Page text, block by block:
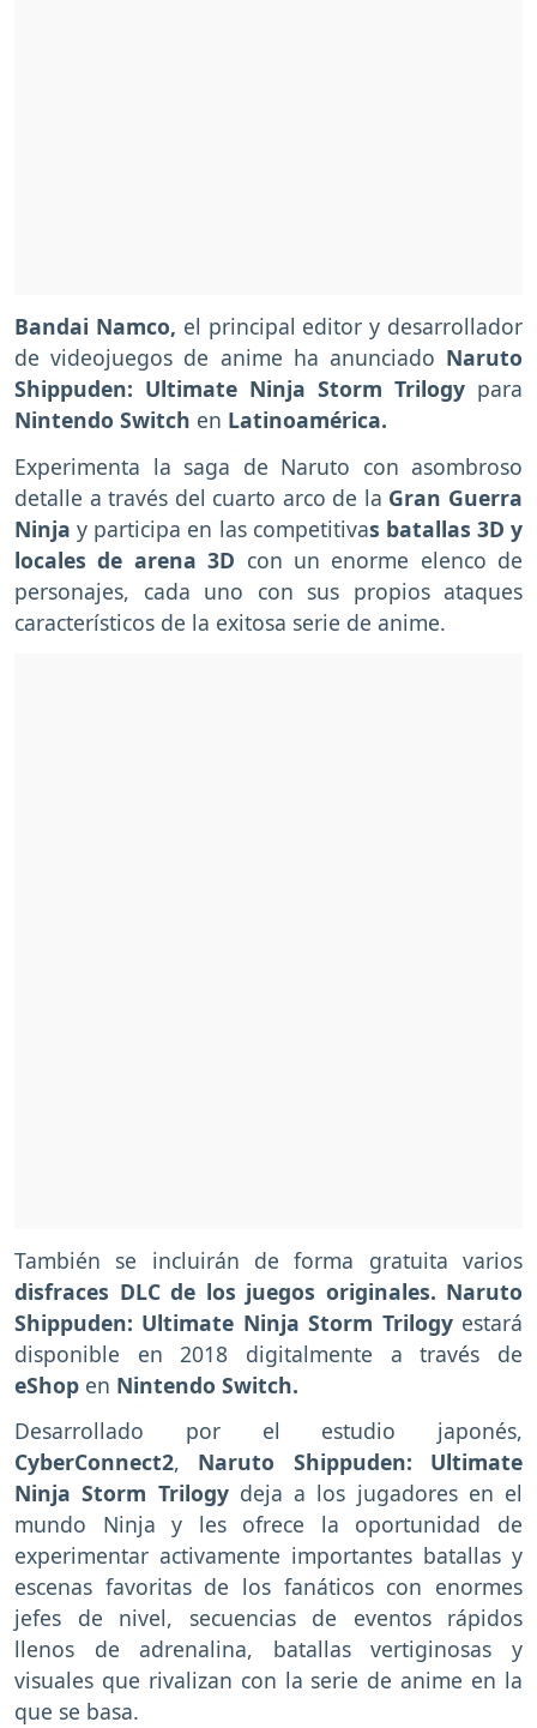
Bandai Namco, el principal editor y desarrollador
de videojuegos de anime ha anunciado Naruto
Shippuden: Ultimate Ninja Storm Trilogy para
Nintendo Switch en Latinoamérica.
Experimenta la saga de Naruto con asombroso
detalle a través del cuarto arco de la Gran Guerra
Ninjay participa en las competitivas batallas 3D y
locales de arena 3D con un enorme elenco de
personajes, cada uno con sus propios ataques
característicos de la exitosa serie de anime.
También se incluirán de forma gratuita varios
disfraces DLC de los juegos originales. Naruto
Shippuden: Ultimate Ninja Storm Trilogyestará
disponible en 2018 digitalmente a través de
eShop en Nintendo Switch.
Desarrollado por el estudio japonés,
CyberConnect2, Naruto Shippuden: Ultimate
Ninja Storm Trilogy deja a los jugadores en el
mundo Ninja y les ofrece la oportunidad de
experimentar activamente importantes batallas y
escenas favoritas de los fanáticos con enormes
jefes de nivel, secuencias de eventos rápidos
llenos de adrenalina, batallas vertiginosas y
visuales que rivalizan con la serie de anime en la
que se basa.